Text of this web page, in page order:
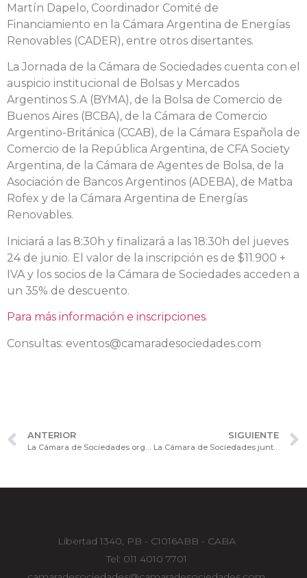
Martín Dapelo, Coordinador Comité de
Financiamiento en la Cámara Argentina de Energías
Renovables (CADER), entre otros disertantes.
La Jornada de la Cámara de Sociedades cuenta con el
auspicio institucional de Bolsas y Mercados
Argentinos S.A (BYMA), de la Bolsa de Comercio de
Buenos Aires (BCBA), de la Cámara de Comercio
Argentino-Británica (CCAB), de la Cámara Española de
Comercio de la República Argentina, de CFA Society
Argentina, de la Cámara de Agentes de Bolsa, de la
Asociación de Bancos Argentinos (ADEBA), de Matba
Rofex y de la Cámara Argentina de Energías
Renovables.
Iniciará a las 8:30h y finalizará a las 18:30h del jueves
24 de junio. El valor de la inscripción es de $11.900 +
IVA y los socios de la Cámara de Sociedades acceden a
un 35% de descuento.
Para más información e inscripciones.
Consultas: eventos@camaradesociedades.com
ANTERIOR
La Cámara de Sociedades organiza la Jornada Internacional de Actualización “El Directorio de emisoras en la oferta pública, entidades financieras y agentes del mercado de capitales”
SIGUIENTE
La Cámara de Sociedades junto al Instituto de Gobernanza Empresarial y Pública organizan el Programa de Secretariado de Gobierno Corporativo (CORPSEC).
Libertad 1340, PB - C1016ABB - CABA
Tel: 011 4010 7701